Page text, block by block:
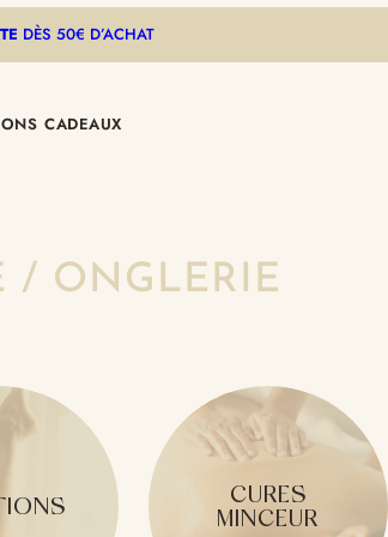
DÈS 50€ D’ACHAT
CADEAUX
/ ONGLERIE
CURES
MINCEUR